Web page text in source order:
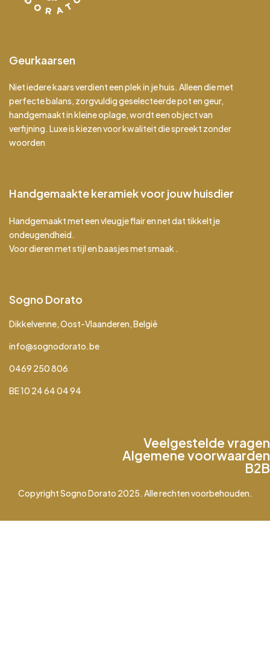
Geurkaarsen
Niet iedere kaars verdient een plek in je huis. Alleen die met
perfecte balans, zorgvuldig geselecteerde pot en geur,
handgemaakt in kleine oplage, wordt een object van
verfijning. Luxe is kiezen voor kwaliteit die spreekt zonder
woorden
Handgemaakte keramiek voor jouw huisdier
Handgemaakt met een vleugje flair en net dat tikkeltje
ondeugendheid.
Voor dieren met stijl en baasjes met smaak .
Sogno Dorato
Dikkelvenne, Oost-Vlaanderen, België
info@sognodorato.be
0469 250 806
BE 10 24 64 04 94
Veelgestelde vragen
Algemene voorwaarden
B2B
Copyright Sogno Dorato 2025. Alle rechten voorbehouden.